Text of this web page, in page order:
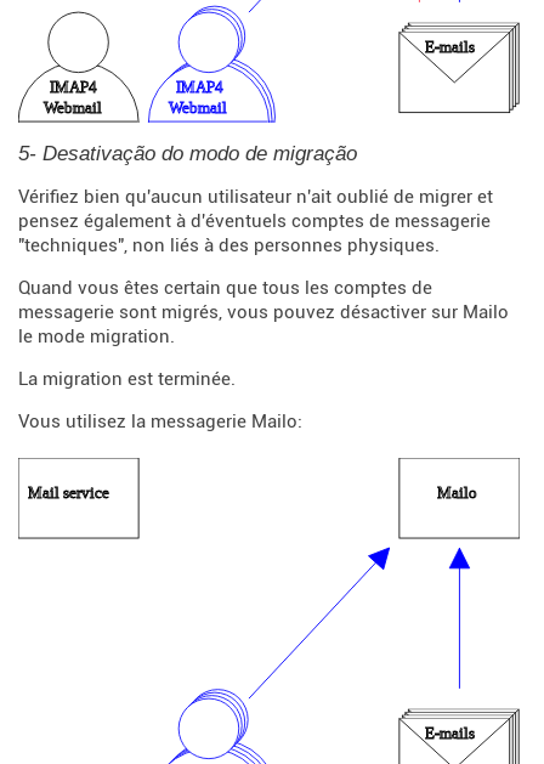
5- Desativação do modo de migração
Vérifiez bien qu'aucun utilisateur n'ait oublié de migrer et
pensez également à d'éventuels comptes de messagerie
"techniques", non liés à des personnes physiques.
Quand vous êtes certain que tous les comptes de
messagerie sont migrés, vous pouvez désactiver sur Mailo
le mode migration.
La migration est terminée.
Vous utilisez la messagerie Mailo: